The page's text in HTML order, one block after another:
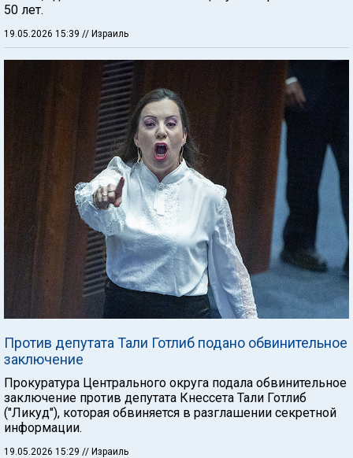
50 лет.
19.05.2026 15:39 // Израиль
Против депутата Тали Готлиб подано обвинительное
заключение
Прокуратура Центрального округа подала обвинительное
заключение против депутата Кнессета Тали Готлиб
("Ликуд"), которая обвиняется в разглашении секретной
информации.
19.05.2026 15:29 // Израиль